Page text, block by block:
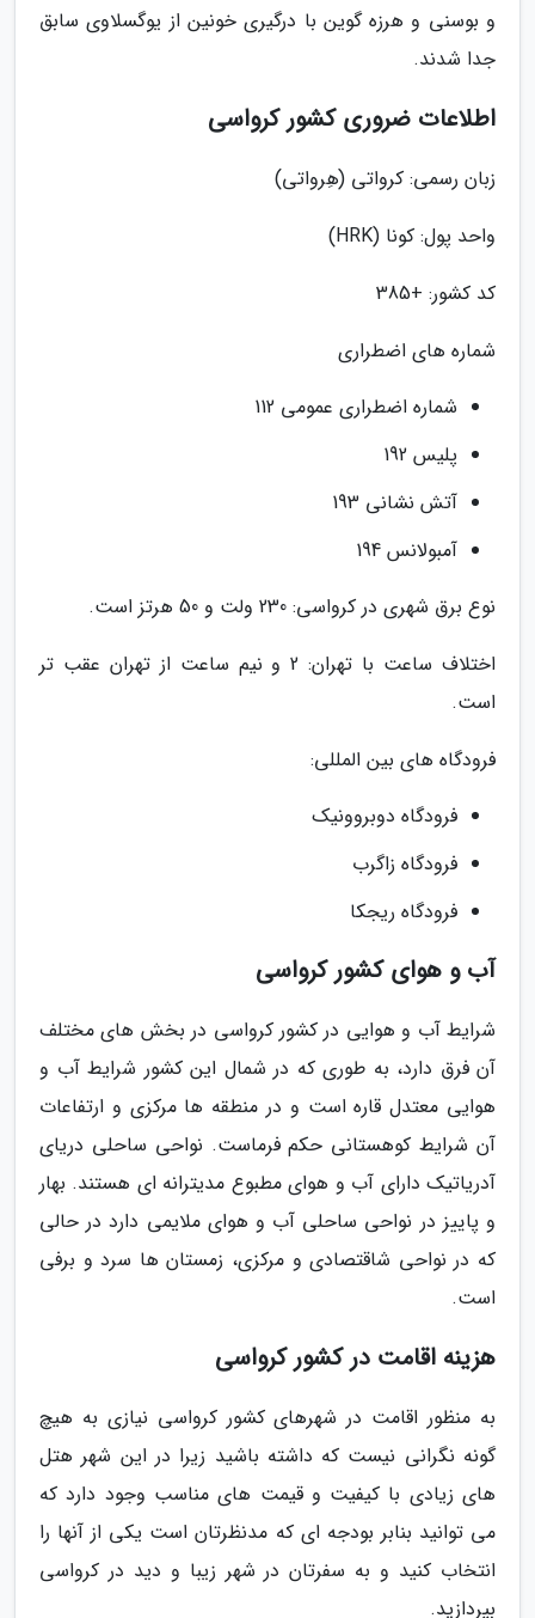
و بوسنی و هرزه گوین با درگیری خونین از یوگسلاوی سابق
جدا شدند.
اطلاعات ضروری کشور کرواسی
زبان رسمی: کرواتی (هِرواتی)
واحد پول: کونا (HRK)
کد کشور: +385
شماره های اضطراری
شماره اضطراری عمومی 112
پلیس 192
آتش نشانی 193
آمبولانس 194
نوع برق شهری در کرواسی: 230 ولت و 50 هرتز است.
اختلاف ساعت با تهران: 2 و نیم ساعت از تهران عقب تر
است.
فرودگاه های بین المللی:
فرودگاه دوبروونیک
فرودگاه زاگرب
فرودگاه ریجکا
آب و هوای کشور کرواسی
شرایط آب و هوایی در کشور کرواسی در بخش های مختلف
آن فرق دارد، به طوری که در شمال این کشور شرایط آب و
هوایی معتدل قاره است و در منطقه ها مرکزی و ارتفاعات
آن شرایط کوهستانی حکم فرماست. نواحی ساحلی دریای
آدریاتیک دارای آب و هوای مطبوع مدیترانه ای هستند. بهار
و پاییز در نواحی ساحلی آب و هوای ملایمی دارد در حالی
که در نواحی شاقتصادی و مرکزی، زمستان ها سرد و برفی
است.
هزینه اقامت در کشور کرواسی
به منظور اقامت در شهرهای کشور کرواسی نیازی به هیچ
گونه نگرانی نیست که داشته باشید زیرا در این شهر هتل
های زیادی با کیفیت و قیمت های مناسب وجود دارد که
می توانید بنابر بودجه ای که مدنظرتان است یکی از آنها را
انتخاب کنید و به سفرتان در شهر زیبا و دید در کرواسی
بپردازید.